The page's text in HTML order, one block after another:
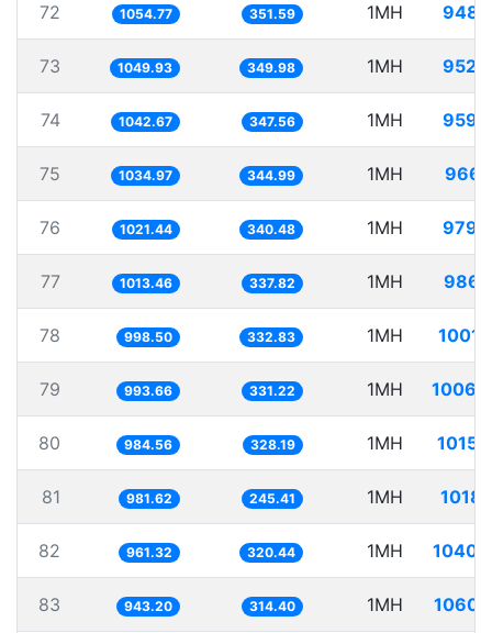
72 1054.77 351.59 1MH
73 1049.93 349.98 1MH
74 1042.67 347.56 1MH
75 1034.97 344.99 1MH
76 1021.44 340.48 1MH
77 1013.46 337.82 1MH
78 998.50 332.83 1MH
79 993.66 331.22 1MH
80 984.56 328.19 1MH
81 981.62 245.41 1MH
82 961.32 320.44 1MH
83 943.20 314.40 1MH